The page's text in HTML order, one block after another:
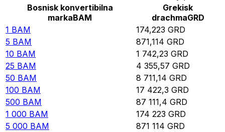
Bosnisk konvertibilna
markaBAM
Grekisk
drachmaGRD
1 BAM 174,223 GRD
5 BAM 871,114 GRD
10 BAM 1 742,23 GRD
25 BAM 4 355,57 GRD
50 BAM 8 711,14 GRD
100 BAM 17 422,3 GRD
500 BAM 87 111,4 GRD
1 000 BAM 174 223 GRD
5 000 BAM 871 114 GRD